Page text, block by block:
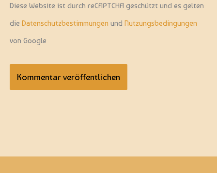
Diese Website ist durch reCAPTCHA geschützt und es gelten
die Datenschutzbestimmungen und Nutzungsbedingungen
von Google